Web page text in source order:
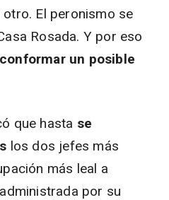
El peronismo se
Rosada. Y por eso
un posible
que hasta se
los dos jefes más
más leal a
por su